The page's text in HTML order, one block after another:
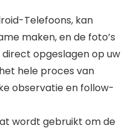
Telefoons, kan
maken, en de foto’s
opgeslagen op uw
hele proces van
observatie en follow-
wordt gebruikt om de